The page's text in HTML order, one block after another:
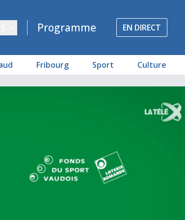
Programme EN DIRECT
Fribourg Sport Culture